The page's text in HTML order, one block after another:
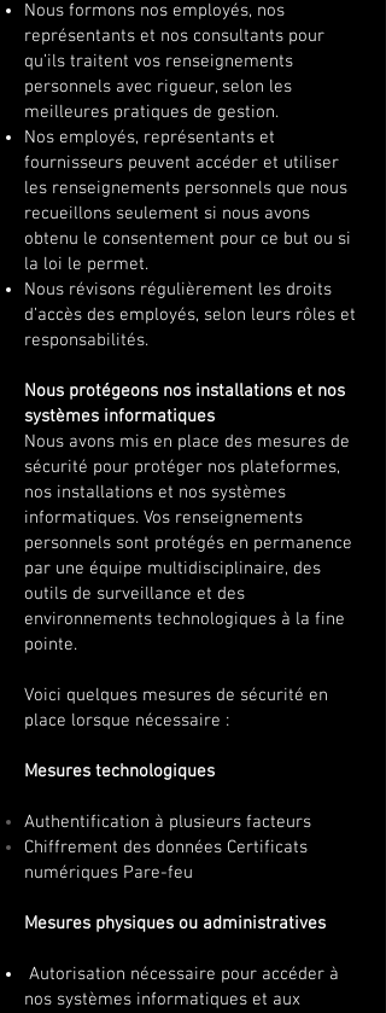
Nous formons nos employés, nos
représentants et nos consultants pour
qu’ils traitent vos renseignements
personnels avec rigueur, selon les
meilleures pratiques de gestion.
Nos employés, représentants et
fournisseurs peuvent accéder et utiliser
les renseignements personnels que nous
recueillons seulement si nous avons
obtenu le consentement pour ce but ou si
la loi le permet.
Nous révisons régulièrement les droits
d’accès des employés, selon leurs rôles et
responsabilités.
Nous protégeons nos installations et nos
systèmes informatiques
Nous avons mis en place des mesures de
sécurité pour protéger nos plateformes,
nos installations et nos systèmes
informatiques. Vos renseignements
personnels sont protégés en permanence
par une équipe multidisciplinaire, des
outils de surveillance et des
environnements technologiques à la fine
pointe.
​Voici quelques mesures de sécurité en
place lorsque nécessaire :
​Mesures technologiques
Authentification à plusieurs facteurs
Chiffrement des données Certificats
numériques Pare-feu
Mesures physiques ou administratives
Autorisation nécessaire pour accéder à
nos systèmes informatiques et aux